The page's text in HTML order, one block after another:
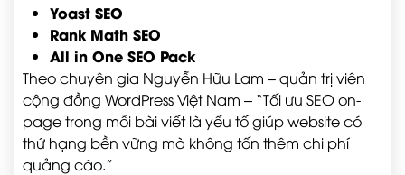
Yoast SEO
Rank Math SEO
All in One SEO Pack
Theo chuyên gia Nguyễn Hữu Lam – quản trị viên
cộng đồng WordPress Việt Nam – “Tối ưu SEO on-
page trong mỗi bài viết là yếu tố giúp website có
thứ hạng bền vững mà không tốn thêm chi phí
quảng cáo.”